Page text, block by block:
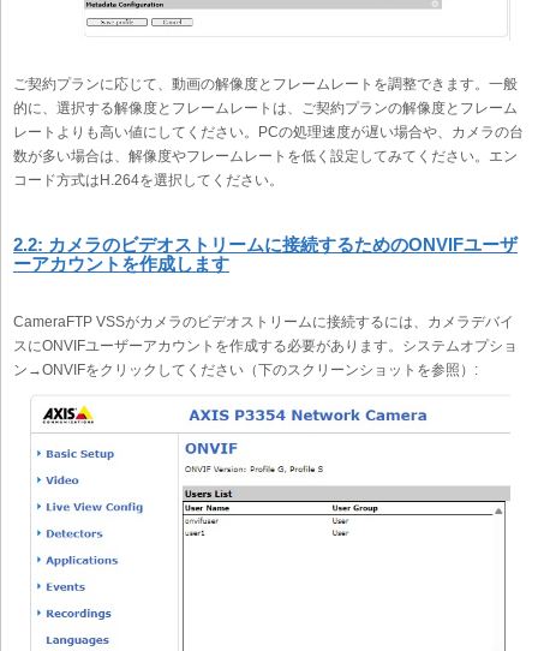
ご契約プランに応じて、動画の解像度とフレームレートを調整できます。一般
的に、選択する解像度とフレームレートは、ご契約プランの解像度とフレーム
レートよりも高い値にしてください。PCの処理速度が遅い場合や、カメラの台
数が多い場合は、解像度やフレームレートを低く設定してみてください。エン
コード方式はH.264を選択してください。
2.2: カメラのビデオストリームに接続するためのONVIFユーザ
ーアカウントを作成します
CameraFTP VSSがカメラのビデオストリームに接続するには、カメラデバイ
スにONVIFユーザーアカウントを作成する必要があります。システムオプショ
ン→ONVIFをクリックしてください（下のスクリーンショットを参照）: